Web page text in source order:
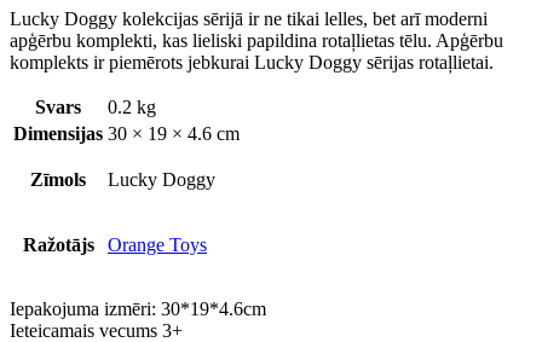
Lucky Doggy kolekcijas sērijā ir ne tikai lelles, bet arī moderni
apģērbu komplekti, kas lieliski papildina rotaļlietas tēlu. Apģērbu
komplekts ir piemērots jebkurai Lucky Doggy sērijas rotaļlietai.
Svars
0.2 kg
Dimensijas 30 × 19 × 4.6 cm
Zīmols Lucky Doggy
Ražotājs Orange Toys
Iepakojuma izmēri: 30*19*4.6cm
Ieteicamais vecums 3+